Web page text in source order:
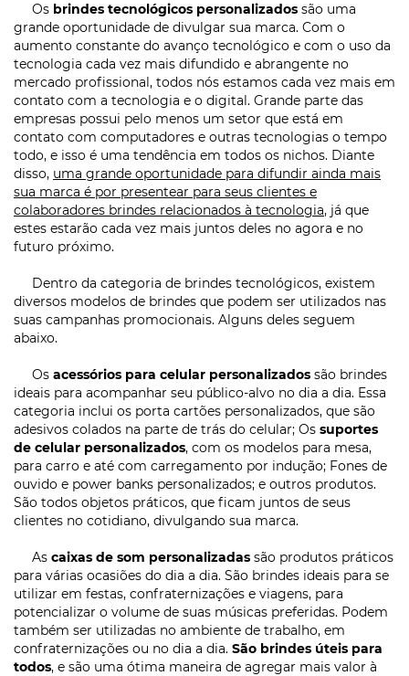
Os brindes tecnológicos personalizados são uma
grande oportunidade de divulgar sua marca. Com o
aumento constante do avanço tecnológico e com o uso da
tecnologia cada vez mais difundido e abrangente no
mercado profissional, todos nós estamos cada vez mais em
contato com a tecnologia e o digital. Grande parte das
empresas possui pelo menos um setor que está em
contato com computadores e outras tecnologias o tempo
todo, e isso é uma tendência em todos os nichos. Diante
disso, uma grande oportunidade para difundir ainda mais
sua marca é por presentear para seus clientes e
colaboradores brindes relacionados à tecnologia, já que
estes estarão cada vez mais juntos deles no agora e no
futuro próximo.
Dentro da categoria de brindes tecnológicos, existem
diversos modelos de brindes que podem ser utilizados nas
suas campanhas promocionais. Alguns deles seguem
abaixo.
Os acessórios para celular personalizados são brindes
ideais para acompanhar seu público-alvo no dia a dia. Essa
categoria inclui os porta cartões personalizados, que são
adesivos colados na parte de trás do celular; Os suportes
de celular personalizados, com os modelos para mesa,
para carro e até com carregamento por indução; Fones de
ouvido e power banks personalizados; e outros produtos.
São todos objetos práticos, que ficam juntos de seus
clientes no cotidiano, divulgando sua marca.
As caixas de som personalizadas são produtos práticos
para várias ocasiões do dia a dia. São brindes ideais para se
utilizar em festas, confraternizações e viagens, para
potencializar o volume de suas músicas preferidas. Podem
também ser utilizadas no ambiente de trabalho, em
confraternizações ou no dia a dia. São brindes úteis para
todos, e são uma ótima maneira de agregar mais valor à